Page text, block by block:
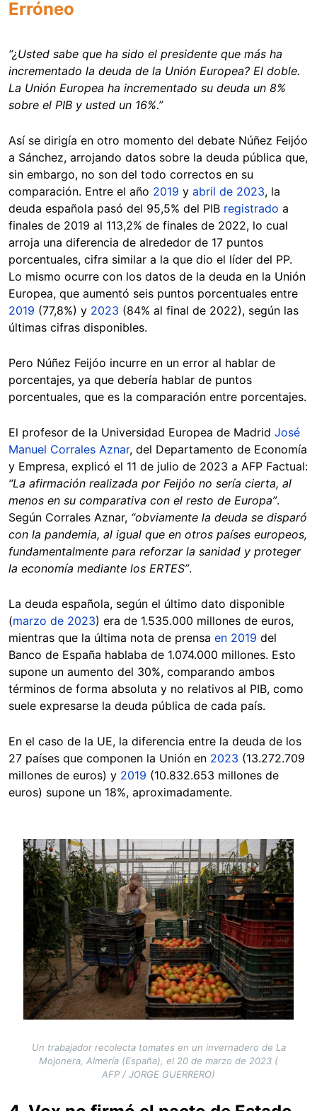
Erróneo
“¿Usted sabe que ha sido el presidente que más ha
incrementado la deuda de la Unión Europea? El doble.
La Unión Europea ha incrementado su deuda un 8%
sobre el PIB y usted un 16%.”
Así se dirigía en otro momento del debate Núñez Feijóo
a Sánchez, arrojando datos sobre la deuda pública que,
sin embargo, no son del todo correctos en su
comparación. Entre el año 2019 y abril de 2023, la
deuda española pasó del 95,5% del PIB registrado a
finales de 2019 al 113,2% de finales de 2022, lo cual
arroja una diferencia de alrededor de 17 puntos
porcentuales, cifra similar a la que dio el líder del PP.
Lo mismo ocurre con los datos de la deuda en la Unión
Europea, que aumentó seis puntos porcentuales entre
2019 (77,8%) y 2023 (84% al final de 2022), según las
últimas cifras disponibles.
Pero Núñez Feijóo incurre en un error al hablar de
porcentajes, ya que debería hablar de puntos
porcentuales, que es la comparación entre porcentajes.
El profesor de la Universidad Europea de Madrid José
Manuel Corrales Aznar, del Departamento de Economía
y Empresa, explicó el 11 de julio de 2023 a AFP Factual:
“La afirmación realizada por Feijóo no sería cierta, al
menos en su comparativa con el resto de Europa”.
Según Corrales Aznar, “obviamente la deuda se disparó
con la pandemia, al igual que en otros países europeos,
fundamentalmente para reforzar la sanidad y proteger
la economía mediante los ERTES”.
La deuda española, según el último dato disponible
(marzo de 2023) era de 1.535.000 millones de euros,
mientras que la última nota de prensa en 2019 del
Banco de España hablaba de 1.074.000 millones. Esto
supone un aumento del 30%, comparando ambos
términos de forma absoluta y no relativos al PIB, como
suele expresarse la deuda pública de cada país.
En el caso de la UE, la diferencia entre la deuda de los
27 países que componen la Unión en 2023 (13.272.709
millones de euros) y 2019 (10.832.653 millones de
euros) supone un 18%, aproximadamente.
Image
Un trabajador recolecta tomates en un invernadero de La
Mojonera, Almería (España), el 20 de marzo de 2023 (
AFP / JORGE GUERRERO)